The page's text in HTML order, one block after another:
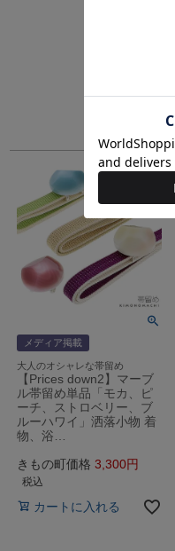
メディア掲載
大人のオシャレな帯留め
【Prices down2】マーブ
ル帯留め単品「モカ、ピ
ーチ、ストロベリー、ブ
ルーハワイ」洒落小物 着
物、浴…
きもの町価格 3,300
税込
カートに入れる